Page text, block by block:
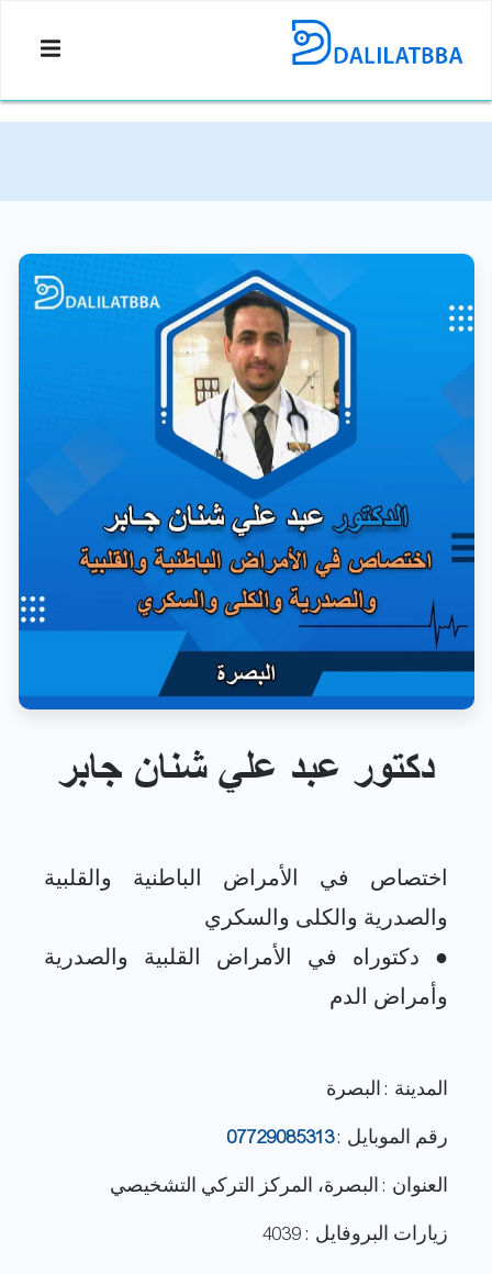
دكتور عبد علي شنان جابر
اختصاص في الأمراض الباطنية والقلبية
● دكتوراه في الأمراض القلبية والصدرية
المدينة : البصرة
رقم الموبايل :07729085313
العنوان : البصرة، المركز التركي التشخيصي
زيارات البروفايل : 4039